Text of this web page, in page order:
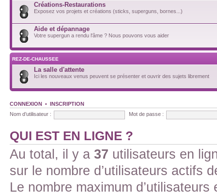
Créations-Restaurations
Exposez vos projets et créations (sticks, superguns, bornes...)
Aide et dépannage
Votre supergun a rendu l'âme ? Nous pouvons vous aider
REZ-DE-CHAUSSEE
La salle d'attente
Ici les nouveaux venus peuvent se présenter et ouvrir des sujets librement
CONNEXION • INSCRIPTION
Nom d’utilisateur :
Mot de passe :
QUI EST EN LIGNE ?
Au total, il y a 37 utilisateurs en
sur le nombre d’utilisateurs actifs
Le nombre maximum